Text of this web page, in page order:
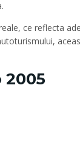
ce reflecta